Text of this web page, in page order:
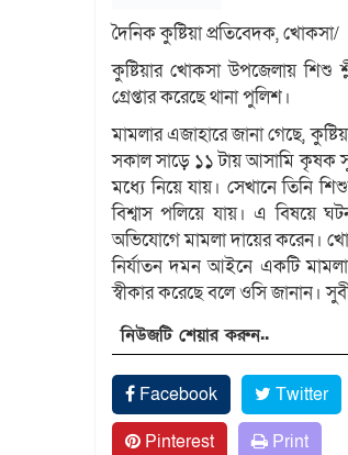
দৈনিক কুষ্টিয়া প্রতিবেদক, খোকসা/
কুষ্টিয়ার খোকসা উপজেলায় শিশু
গ্রেপ্তার করেছে থানা পুলিশ।
মামলার এজাহারে জানা গেছে,
সকাল সাড়ে ১১ টায় আসামি কৃষক
মধ্যে নিয়ে যায়। সেখানে তিনি
বিশ্বাস পলিয়ে যায়। এ বিষয়ে
অভিযোগে মামলা দায়ের করেন।
নির্যাতন দমন আইনে একটি
স্বীকার করেছে বলে ওসি জানান।
নিউজটি শেয়ার করুন..
Facebook Twitter
Pinterest
Print